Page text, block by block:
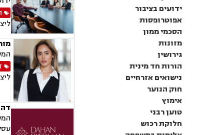
ידועים בציבור
אפוטרופסות
הסכמי ממון
מזונות
גירושין
הורות חד מינית
נישואים אזרחיים
חוק הנוער
אימוץ
טוען רבני
חלוקת רכוש